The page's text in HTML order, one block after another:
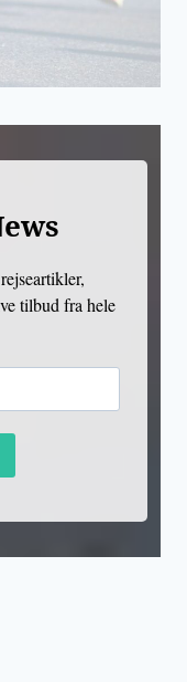
tilbud fra hele